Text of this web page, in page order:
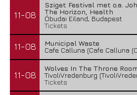
11-08
Sziget Festival met o.a.
The Horizon, Health
Óbudai Eiland, Budapest
Tickets
11-08
Municipal Waste
Cafe Calluna (Cafe Calluna
11-08
Wolves In The Throne
TivoliVredenburg
Tickets